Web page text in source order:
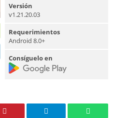
Versión
v1.21.20.03
Requerimientos
Android 8.0+
Consíguelo en